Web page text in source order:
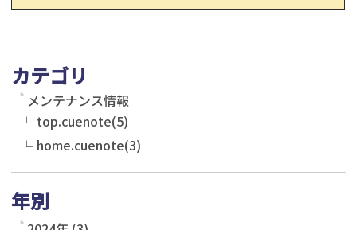
カテゴリ
メンテナンス情報
top.cuenote(5)
home.cuenote(3)
年別